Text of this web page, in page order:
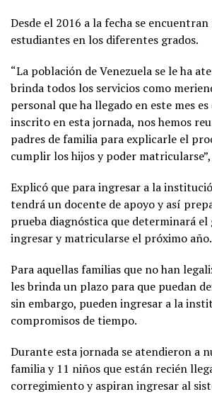
Desde el 2016 a la fecha se
estudiantes en los diferentes grados.
“La población de Venezuela se le ha
brinda todos los servicios como
personal que ha llegado en este mes es
inscrito en esta jornada, nos hemos
padres de familia para explicarle el
cumplir los hijos y poder
Explicó que para ingresar a la
tendrá un docente de apoyo y así
prueba diagnóstica que determinará el
ingresar y matricularse el próximo año.
Para aquellas familias que no han
les brinda un plazo para que puedan
sin embargo, pueden ingresar a la
compromisos de tiempo.
Durante esta jornada se atendieron a
familia y 11 niños que están recién
corregimiento y aspiran ingresar al